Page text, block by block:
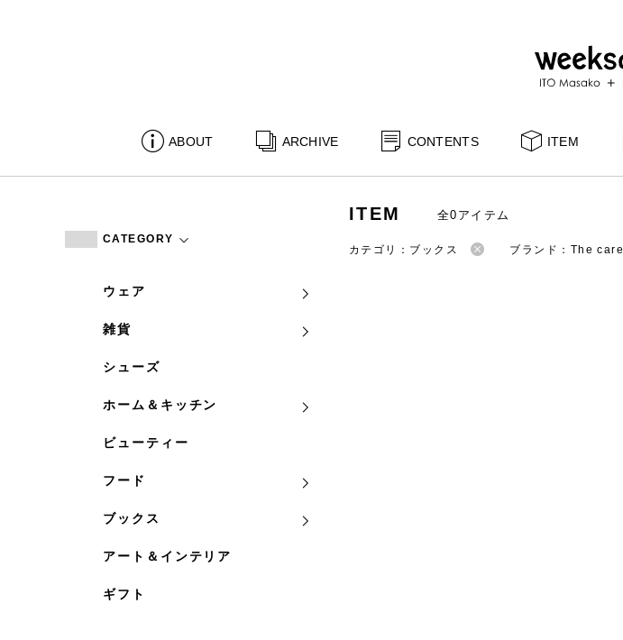
ABOUT ARCHIVE CONTENTS ITEM
CATEGORY
ウェア
雑貨
シューズ
ホーム＆キッチン
ビューティー
フード
ブックス
アート＆インテリア
ギフト
ITEM 全0アイテム
カテゴリ：ブックス ブランド：The care